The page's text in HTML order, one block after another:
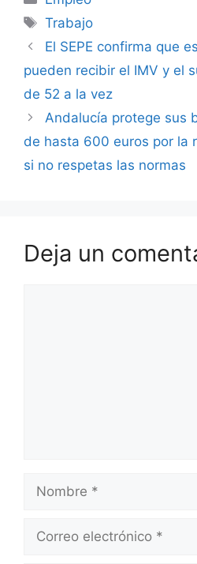
Etiquetas
Trabajo
El SEPE confirma que
pueden recibir el IMV y el
de 52 a la vez
Andalucía protege sus
de hasta 600 euros por la
si no respetas las normas
Deja un
electrónico